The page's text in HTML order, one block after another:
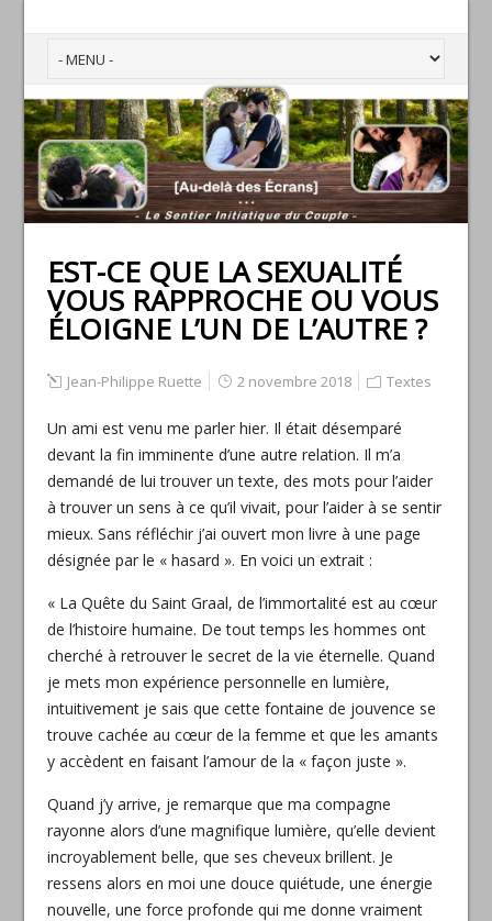
EST-CE QUE LA SEXUALITÉ
VOUS RAPPROCHE OU VOUS
ÉLOIGNE L’UN DE L’AUTRE ?
Jean-Philippe Ruette 2 novembre 2018 Textes
Un ami est venu me parler hier. Il était désemparé
devant la fin imminente d’une autre relation. Il m’a
demandé de lui trouver un texte, des mots pour l’aider
à trouver un sens à ce qu’il vivait, pour l’aider à se sentir
mieux. Sans réfléchir j’ai ouvert mon livre à une page
désignée par le « hasard ». En voici un extrait :
« La Quête du Saint Graal, de l’immortalité est au cœur
de l’histoire humaine. De tout temps les hommes ont
cherché à retrouver le secret de la vie éternelle. Quand
je mets mon expérience personnelle en lumière,
intuitivement je sais que cette fontaine de jouvence se
trouve cachée au cœur de la femme et que les amants
y accèdent en faisant l’amour de la « façon juste ».
Quand j’y arrive, je remarque que ma compagne
rayonne alors d’une magnifique lumière, qu’elle devient
incroyablement belle, que ses cheveux brillent. Je
ressens alors en moi une douce quiétude, une énergie
nouvelle, une force profonde qui me donne vraiment